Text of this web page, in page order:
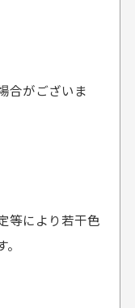
た。またお願いし
送のみとさせて
てもらえます
合がございま
等により若干色